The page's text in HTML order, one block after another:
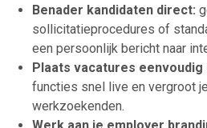
Benader kandidaten direct:
sollicitatieprocedures of
een persoonlijk bericht naar
Plaats vacatures eenvoudig
functies snel live en vergroot
werkzoekenden.